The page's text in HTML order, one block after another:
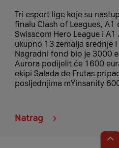
Tri esport lige koje su
finalu Clash of Leagues, A1
Swisscom Hero League i
ukupno 13 zemalja srednje
Nagradni fond bio je 3000
Aurora podijelit će 1600
ekipi Salada de Frutas
posljednjima mYinsanity
Natrag